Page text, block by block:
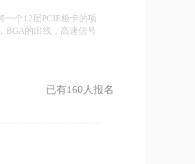
一个12层PCIE板卡的项
BGA的出线，高速信号
已有160人报名